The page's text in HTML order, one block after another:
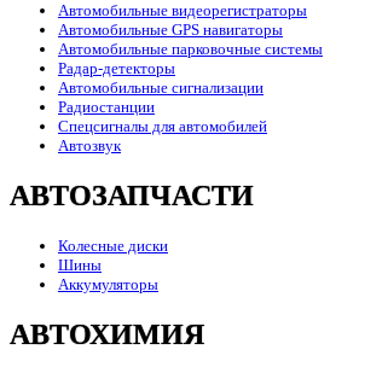
Автомобильные видеорегистраторы
Автомобильные GPS навигаторы
Автомобильные парковочные системы
Радар-детекторы
Автомобильные сигнализации
Радиостанции
Спецсигналы для автомобилей
Автозвук
АВТОЗАПЧАСТИ
Колесные диски
Шины
Аккумуляторы
АВТОХИМИЯ